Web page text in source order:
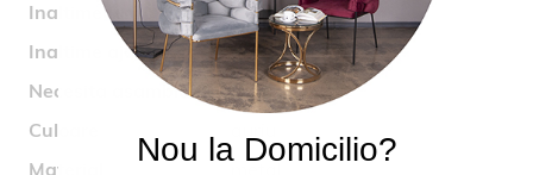
Inaltime (cm)
140
Inaltime ajustabila
da
Necesita asamblare
nu
Culoare
Material
metal
Nou la Domicilio?